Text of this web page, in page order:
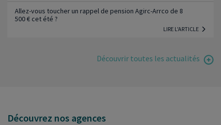
Allez-vous toucher un rappel de pension Agirc-Arrco de 8
500 € cet été ?
LIRE L'ARTICLE
Découvrir toutes les actualités
Découvrez nos agences